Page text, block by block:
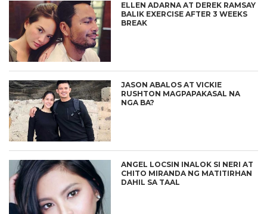
ELLEN ADARNA AT DEREK RAMSAY
BALIK EXERCISE AFTER 3 WEEKS
BREAK
JASON ABALOS AT VICKIE
RUSHTON MAGPAPAKASAL NA
NGA BA?
ANGEL LOCSIN INALOK SI NERI AT
CHITO MIRANDA NG MATITIRHAN
DAHIL SA TAAL